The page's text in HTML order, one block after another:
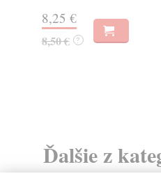
28,41 €
Ďalšie z